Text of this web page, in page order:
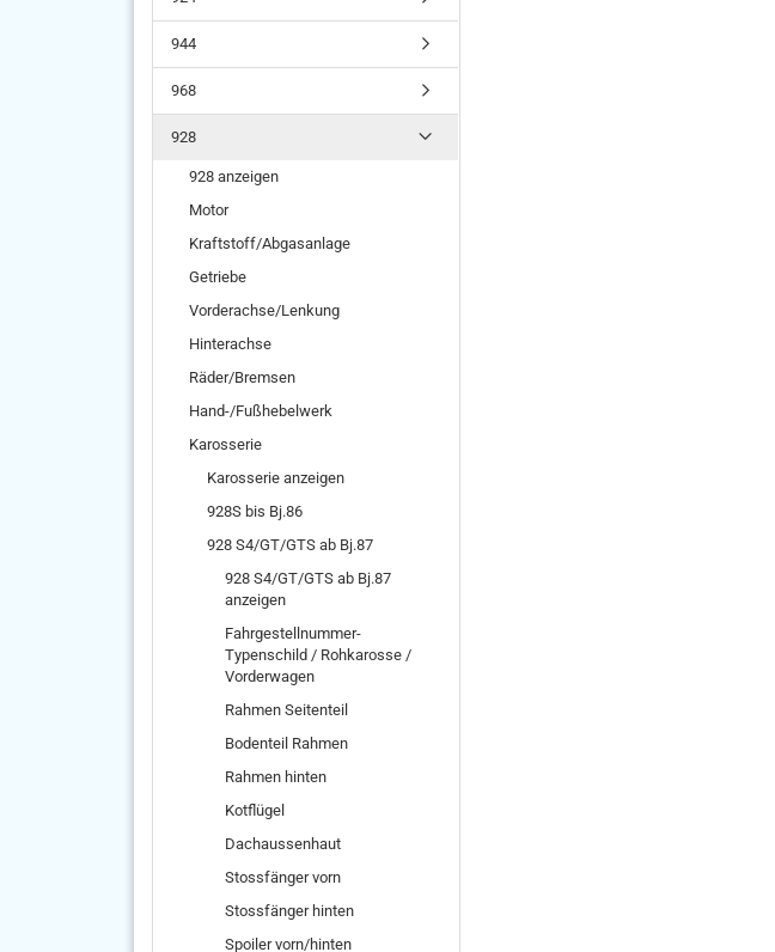
944
968
928
928 anzeigen
Motor
Kraftstoff/Abgasanlage
Getriebe
Vorderachse/Lenkung
Hinterachse
Räder/Bremsen
Hand-/Fußhebelwerk
Karosserie
Karosserie anzeigen
928S bis Bj.86
928 S4/GT/GTS ab Bj.87
928 S4/GT/GTS ab Bj.87
anzeigen
Fahrgestellnummer-
Typenschild / Rohkarosse /
Vorderwagen
Rahmen Seitenteil
Bodenteil Rahmen
Rahmen hinten
Kotflügel
Dachaussenhaut
Stossfänger vorn
Stossfänger hinten
Spoiler vorn/hinten